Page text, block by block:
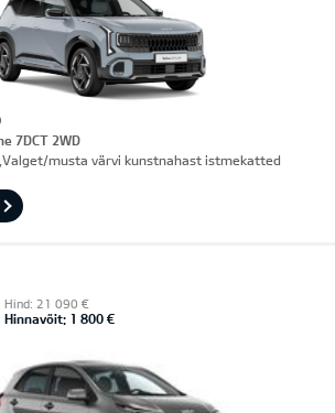
7DCT 2WD
musta värvi kunstnahast istmekatted
Hind: 21 090 €
Hinnavõit: 1 800 €